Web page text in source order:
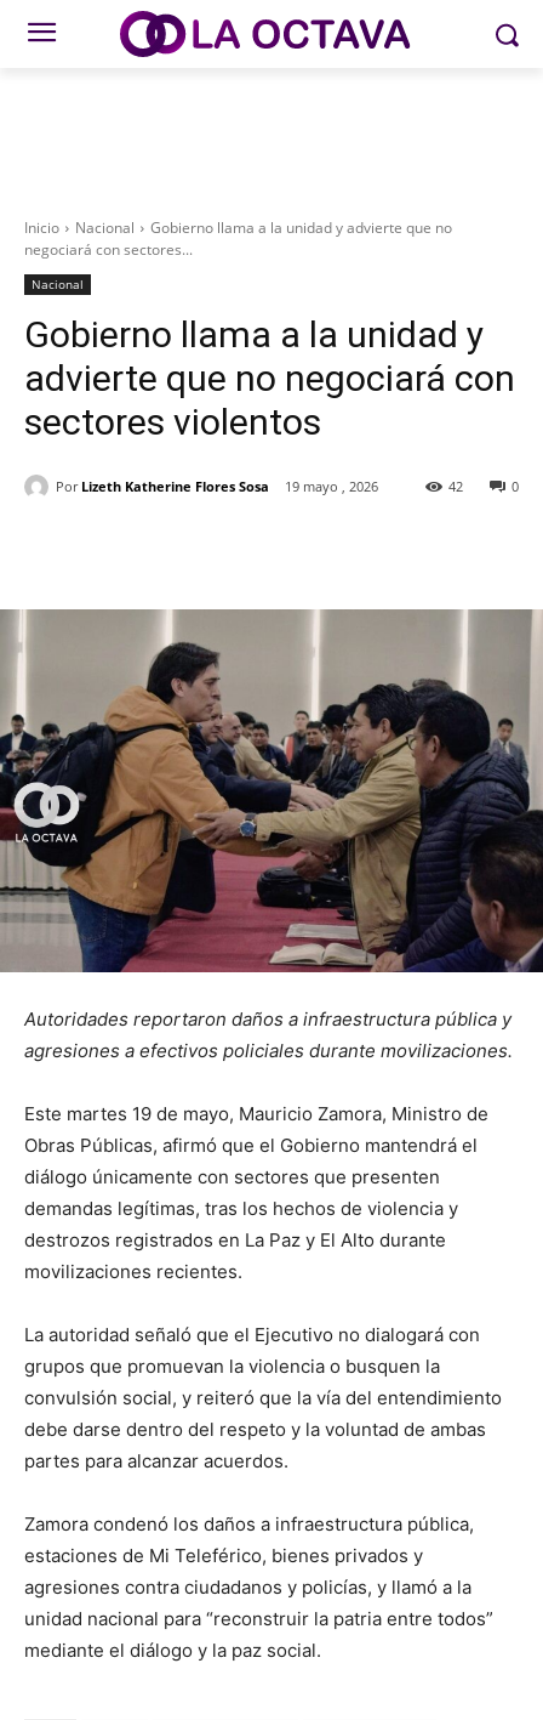
Inicio Nacional
Gobierno llama a la unidad y advierte que no
negociará con sectores...
Nacional
Gobierno llama a la unidad y
advierte que no negociará con
sectores violentos
Por Lizeth Katherine Flores Sosa 19 mayo , 2026 0
42
Autoridades reportaron daños a infraestructura pública y
agresiones a efectivos policiales durante movilizaciones.
Este martes 19 de mayo, Mauricio Zamora, Ministro de
Obras Públicas, afirmó que el Gobierno mantendrá el
diálogo únicamente con sectores que presenten
demandas legítimas, tras los hechos de violencia y
destrozos registrados en La Paz y El Alto durante
movilizaciones recientes.
La autoridad señaló que el Ejecutivo no dialogará con
grupos que promuevan la violencia o busquen la
convulsión social, y reiteró que la vía del entendimiento
debe darse dentro del respeto y la voluntad de ambas
partes para alcanzar acuerdos.
Zamora condenó los daños a infraestructura pública,
estaciones de Mi Teleférico, bienes privados y
agresiones contra ciudadanos y policías, y llamó a la
unidad nacional para “reconstruir la patria entre todos”
mediante el diálogo y la paz social.